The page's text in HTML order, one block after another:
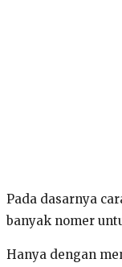
Pada dasarnya
banyak nomer
Hanya dengan